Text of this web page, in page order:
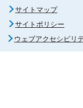
サイトマップ
サイトポリシー
ウェブアクセシビリ